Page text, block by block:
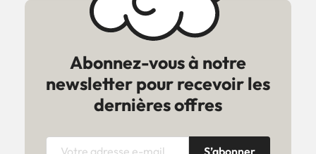
Abonnez-vous à notre
newsletter pour recevoir les
dernières offres